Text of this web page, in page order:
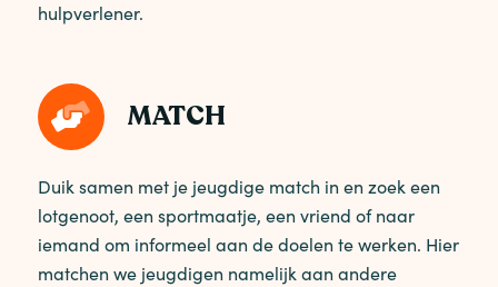
hulpverlener.
MATCH
Duik samen met je jeugdige match in en zoek een
lotgenoot, een sportmaatje, een vriend of naar
iemand om informeel aan de doelen te werken. Hier
matchen we jeugdigen namelijk aan andere